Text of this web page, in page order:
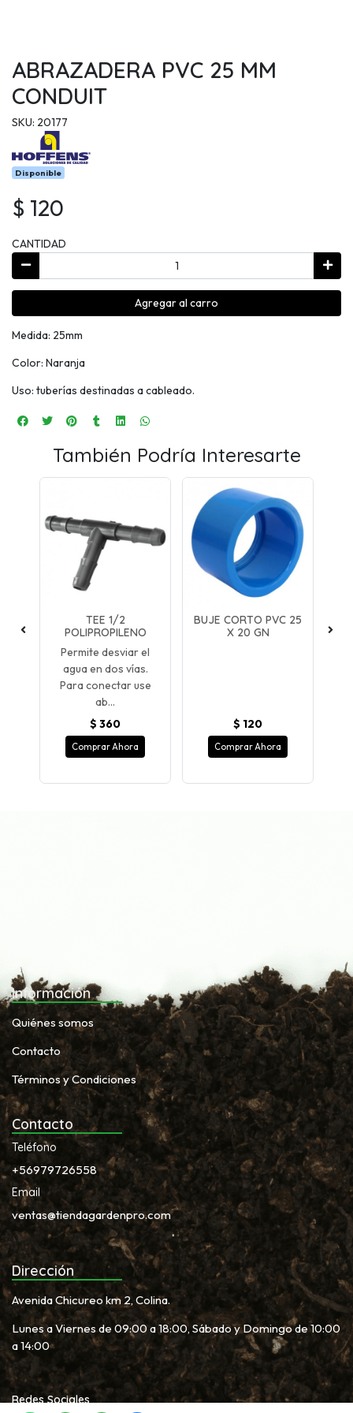
ABRAZADERA PVC 25 MM
CONDUIT
SKU: 20177
Disponible
$ 120
CANTIDAD
Agregar al carro
Medida: 25mm
Color: Naranja
Uso: tuberías destinadas a cableado.
También Podría Interesarte
TEE 1/2
POLIPROPILENO
Permite desviar el
agua en dos vías.
Para conectar use
ab...
$ 360
Comprar Ahora
BUJE CORTO PVC 25
X 20 GN
$ 120
Comprar Ahora
Información
Quiénes somos
Contacto
Términos y Condiciones
Contacto
Teléfono
+56979726558
Email
ventas@tiendagardenpro.com
Dirección
Avenida Chicureo km 2, Colina.
Lunes a Viernes de 09:00 a 18:00, Sábado y Domingo de 10:00
a 14:00
Redes Sociales